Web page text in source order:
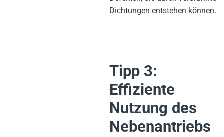
Dichtungen entstehen können.
Tipp 3:
Effiziente
Nutzung des
Nebenantriebs